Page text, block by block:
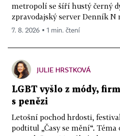
metropolí se šíří hustý černý
zpravodajský server Denník N
7. 8. 2026 ▪ 1 min. čtení
JULIE HRSTKOVÁ
LGBT vyšlo z módy,
s penězi
Letošní pochod hrdosti,
podtitul „Časy se mění“.